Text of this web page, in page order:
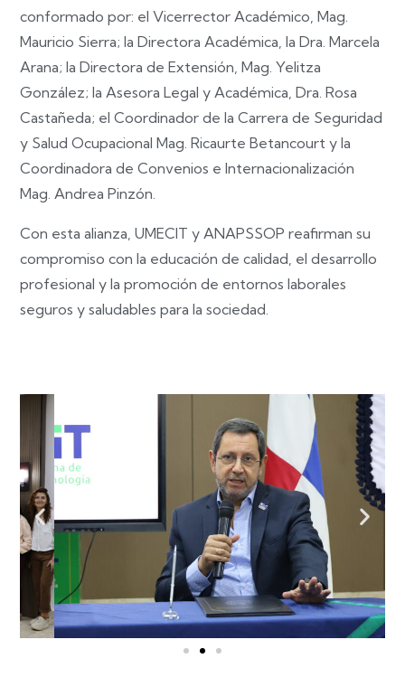
conformado por: el Vicerrector Académico, Mag.
Mauricio Sierra; la Directora Académica, la Dra. Marcela
Arana; la Directora de Extensión, Mag. Yelitza
González; la Asesora Legal y Académica, Dra. Rosa
Castañeda; el Coordinador de la Carrera de Seguridad
y Salud Ocupacional Mag. Ricaurte Betancourt y la
Coordinadora de Convenios e Internacionalización
Mag. Andrea Pinzón.
Con esta alianza, UMECIT y ANAPSSOP reafirman su
compromiso con la educación de calidad, el desarrollo
profesional y la promoción de entornos laborales
seguros y saludables para la sociedad.